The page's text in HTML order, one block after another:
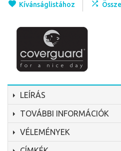
Kívánságlistához
LEÍRÁS
TOVÁBBI INFORMÁCIÓK
VÉLEMÉNYEK